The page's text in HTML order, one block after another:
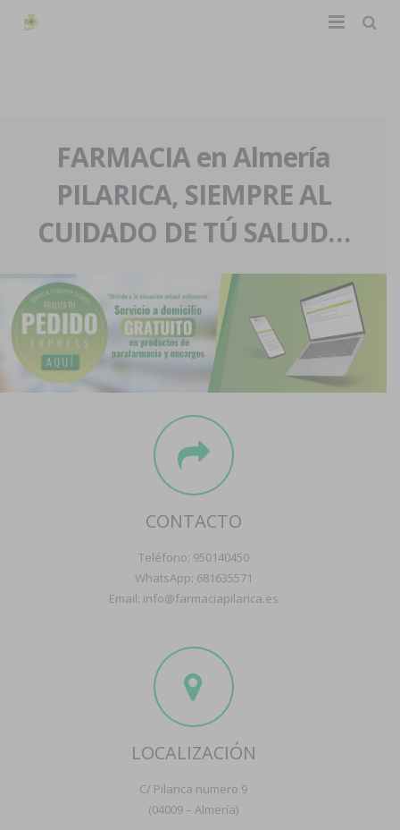
La farmacia
Nuestra historia
Nuestro equipo
Eventos
Servicios y reservas
Pedidos express
Blog
Contacto
Boletín
FARMACIA en Almería
PILARICA, SIEMPRE AL
CUIDADO DE TÚ SALUD…
CONTACTO
Teléfono: 950140450
WhatsApp: 681635571
Email: info@farmaciapilarica.es
LOCALIZACIÓN
C/ Pilarica numero 9
(04009 – Almería)